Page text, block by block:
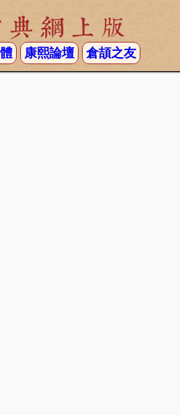
典網上版
康熙論壇 倉頡之友